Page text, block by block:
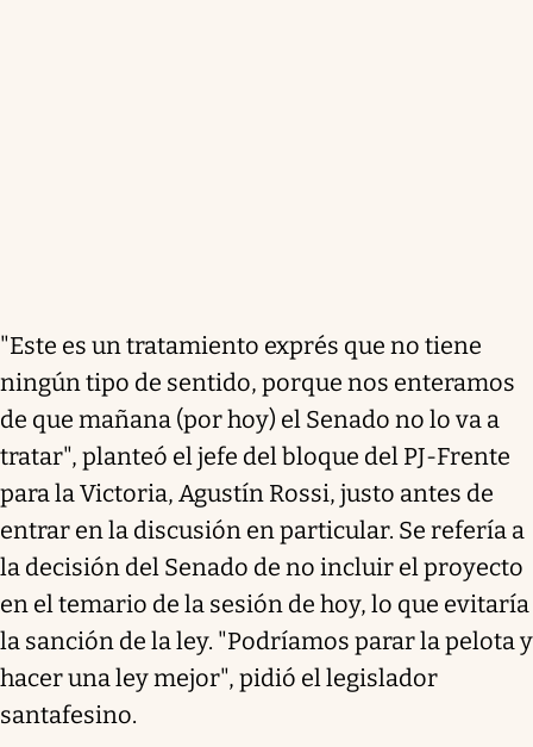
"Este es un tratamiento exprés que no tiene
ningún tipo de sentido, porque nos enteramos
de que mañana (por hoy) el Senado no lo va a
tratar", planteó el jefe del bloque del PJ-Frente
para la Victoria, Agustín Rossi, justo antes de
entrar en la discusión en particular. Se refería a
la decisión del Senado de no incluir el proyecto
en el temario de la sesión de hoy, lo que evitaría
la sanción de la ley. "Podríamos parar la pelota y
hacer una ley mejor", pidió el legislador
santafesino.